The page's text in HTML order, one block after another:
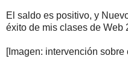
El saldo es positivo, y
éxito de mis clases de Web
[Imagen: intervención sobre